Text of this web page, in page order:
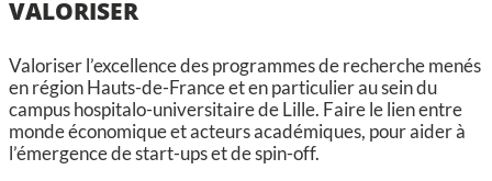
VALORISER
Valoriser l’excellence des programmes de recherche menés
en région Hauts-de-France et en particulier au sein du
campus hospitalo-universitaire de Lille. Faire le lien entre
monde économique et acteurs académiques, pour aider à
l’émergence de start-ups et de spin-off.